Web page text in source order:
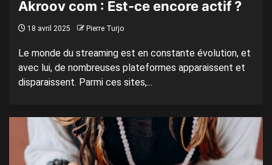
Akroov com : Est-ce encore actif ?
18 avril 2025 Pierre Turjo
Le monde du streaming est en constante évolution, et
avec lui, de nombreuses plateformes apparaissent et
disparaissent. Parmi ces sites,...